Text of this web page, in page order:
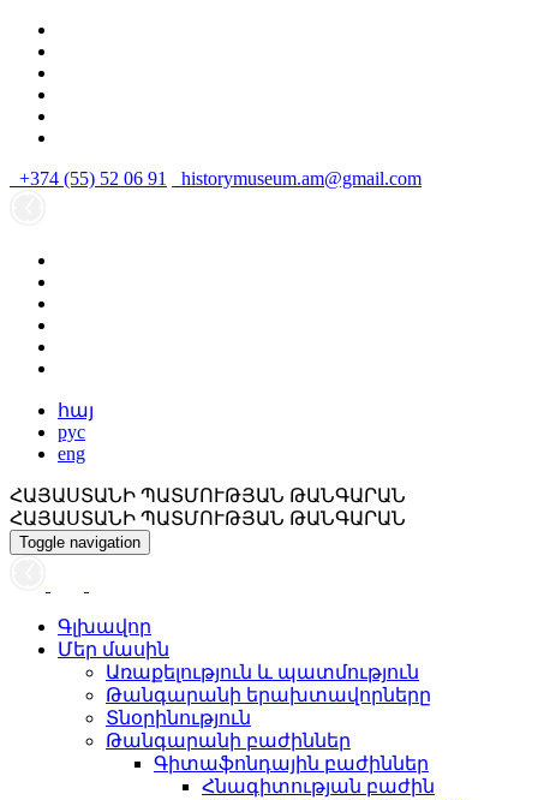
+374 (55) 52 06 91 historymuseum.am@gmail.com
հայ
рус
eng
ՀԱՅԱՍՏԱՆԻ ՊԱՏՄՈՒԹՅԱՆ ԹԱՆԳԱՐԱՆ
ՀԱՅԱՍՏԱՆԻ ՊԱՏՄՈՒԹՅԱՆ ԹԱՆԳԱՐԱՆ
Toggle navigation
Գլխավոր
Մեր մասին
Առաքելություն և պատմություն
Թանգարանի երախտավորները
Տնօրինություն
Թանգարանի բաժիններ
Գիտաֆոնդային բաժիններ
Հնագիտության բաժին